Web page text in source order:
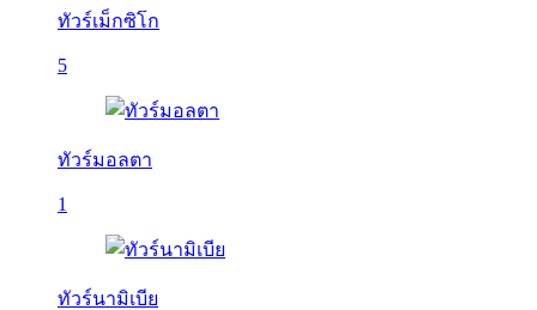
ทัวร์เม็กซิโก
5
ทัวร์มอลตา
1
ทัวร์นามิเบีย